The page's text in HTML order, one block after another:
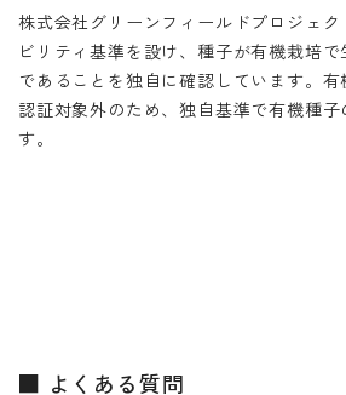
株式会社グリーンフィールドプロジェク
ビリティ基準を設け、種子が有機栽培
であることを独自に確認しています。
認証対象外のため、独自基準で有機種
す。
■ よくある質問